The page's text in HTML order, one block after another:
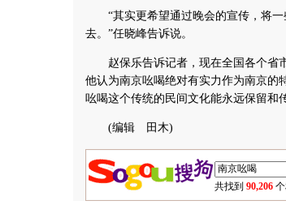
“其实更希望通过晚会的宣传，将一
去。”任晓峰告诉说。
赵保乐告诉记者，现在全国各个省市
他认为南京吆喝绝对有实力作为南京的
吆喝这个传统的民间文化能永远保留和
(编辑 田木)
共找到 90,206